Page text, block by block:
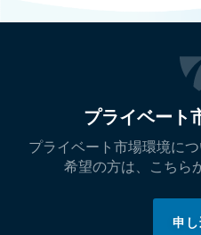
プライベート
プライベート市場環境に
希望の方は、こちら
申